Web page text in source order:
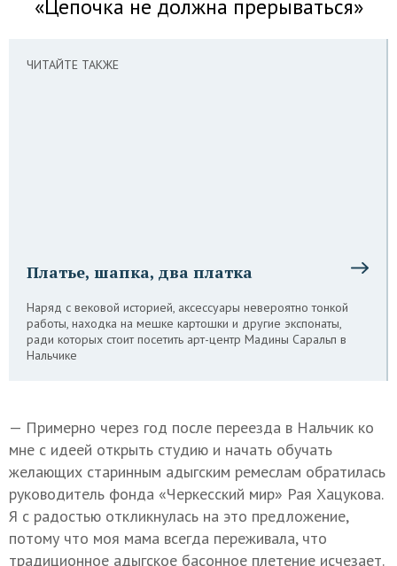
«Цепочка не должна прерываться»
ЧИТАЙТЕ ТАКЖЕ
Платье, шапка, два платка
Наряд с вековой историей, аксессуары невероятно тонкой
работы, находка на мешке картошки и другие экспонаты,
ради которых стоит посетить арт-центр Мадины Саральп в
Нальчике
— Примерно через год после переезда в Нальчик ко
мне с идеей открыть студию и начать обучать
желающих старинным адыгским ремеслам обратилась
руководитель фонда «Черкесский мир» Рая Хацукова.
Я с радостью откликнулась на это предложение,
потому что моя мама всегда переживала, что
традиционное адыгское басонное плетение исчезает.